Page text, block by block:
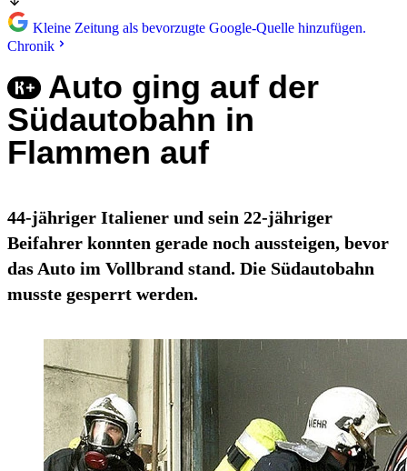
Kleine Zeitung als bevorzugte Google-Quelle hinzufügen.
Chronik
Auto ging auf der
Südautobahn in
Flammen auf
44-jähriger Italiener und sein 22-jähriger
Beifahrer konnten gerade noch aussteigen, bevor
das Auto im Vollbrand stand. Die Südautobahn
musste gesperrt werden.